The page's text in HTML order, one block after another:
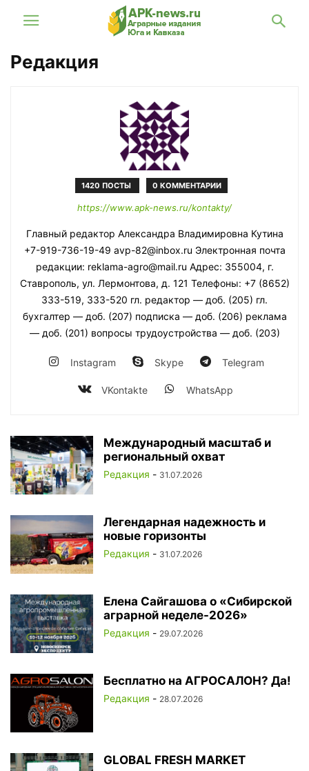
Редакция
1420 ПОСТЫ 0 КОММЕНТАРИИ
https://www.apk-news.ru/kontakty/
Главный редактор Александра Владимировна Кутина
+7-919-736-19-49 avp-82@inbox.ru Электронная почта
редакции: reklama-agro@mail.ru Адрес: 355004, г.
Ставрополь, ул. Лермонтова, д. 121 Телефоны: +7 (8652)
333-519, 333-520 гл. редактор — доб. (205) гл.
бухгалтер — доб. (207) подписка — доб. (206) реклама
— доб. (201) вопросы трудоустройства — доб. (203)
Instagram Skype Telegram
VKontakte WhatsApp
Международный масштаб и
региональный охват
Редакция - 31.07.2026
Легендарная надежность и
новые горизонты
Редакция - 31.07.2026
Елена Сайгашова о «Сибирской
аграрной неделе-2026»
Редакция - 29.07.2026
Бесплатно на АГРОСАЛОН? Да!
Редакция - 28.07.2026
GLOBAL FRESH MARKET